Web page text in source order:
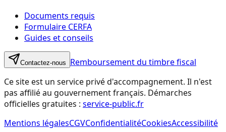
Documents requis
Formulaire CERFA
Guides et conseils
Contactez-nous
Remboursement du timbre fiscal
Ce site est un service privé d'accompagnement. Il n'est
pas affilié au gouvernement français. Démarches
officielles gratuites : service-public.fr
Mentions légalesCGVConfidentialitéCookiesAccessibilité